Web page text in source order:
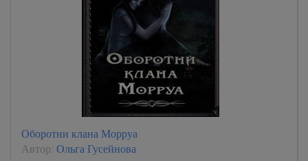
Оборотни клана Морруа
Автор: Ольга Гусейнова